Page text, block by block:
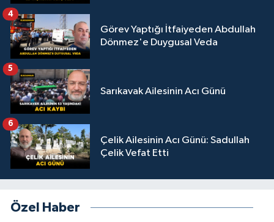
Görev Yaptığı İtfaiyeden Abdullah
Dönmez'e Duygusal Veda
4
Sarıkavak Ailesinin Acı Günü
5
Çelik Ailesinin Acı Günü: Sadullah
Çelik Vefat Etti
6
Özel Haber